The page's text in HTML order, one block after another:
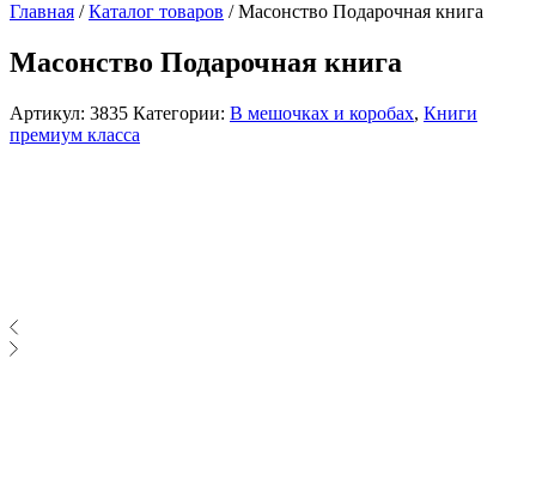
Главная /Каталог товаров /Масонство Подарочная книга
Масонство Подарочная книга
Артикул: 3835 Категории: В мешочках и коробах, Книги
премиум класса